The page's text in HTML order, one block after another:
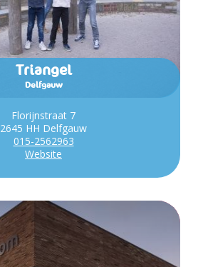
Triangel
Delfgauw
Florijnstraat 7
2645 HH Delfgauw
015-2562963
Website